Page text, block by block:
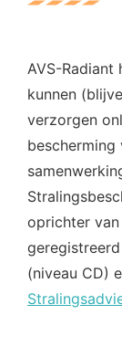
AVS-
kunnen
verzorgen
bescherming
oprichter van
(niveau CD)